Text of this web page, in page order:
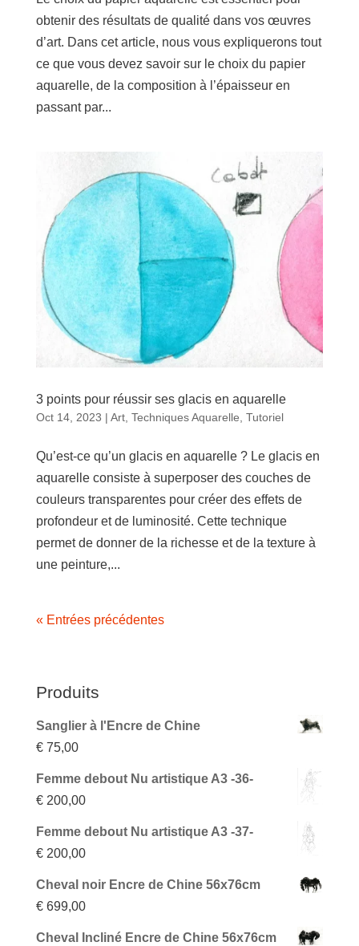
obtenir des résultats de qualité dans vos œuvres
d’art. Dans cet article, nous vous expliquerons tout
ce que vous devez savoir sur le choix du papier
aquarelle, de la composition à l’épaisseur en
passant par...
3 points pour réussir ses glacis en aquarelle
Oct 14, 2023 | Art, Techniques Aquarelle, Tutoriel
Qu’est-ce qu’un glacis en aquarelle ? Le glacis en
aquarelle consiste à superposer des couches de
couleurs transparentes pour créer des effets de
profondeur et de luminosité. Cette technique
permet de donner de la richesse et de la texture à
une peinture,...
« Entrées précédentes
Produits
Sanglier à l'Encre de Chine
€75,00
Femme debout Nu artistique A3 -36-
€200,00
Femme debout Nu artistique A3 -37-
€200,00
Cheval noir Encre de Chine 56x76cm
€699,00
Cheval Incliné Encre de Chine 56x76cm